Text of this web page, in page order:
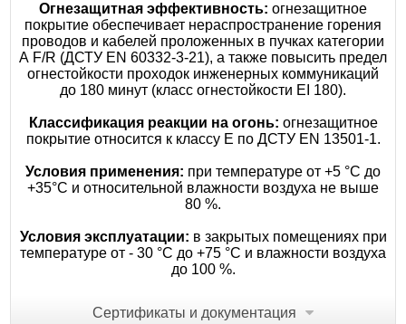
Огнезащитная эффективность: огнезащитное
покрытие обеспечивает нераспространение горения
проводов и кабелей проложенных в пучках категории
А F/R (ДСТУ ЕN 60332-3-21), а также повысить предел
огнестойкости проходок инженерных коммуникаций
до 180 минут (класс огнестойкости EI 180).
Классификация реакции на огонь: огнезащитное
покрытие относится к классу Е по ДСТУ ЕN 13501-1.
Условия применения: при температуре от +5 °С до
+35°С и относительной влажности воздуха не выше
80 %.
Условия эксплуатации: в закрытых помещениях при
температуре от - 30 °С до +75 °С и влажности воздуха
до 100 %.
Сертификаты и документация